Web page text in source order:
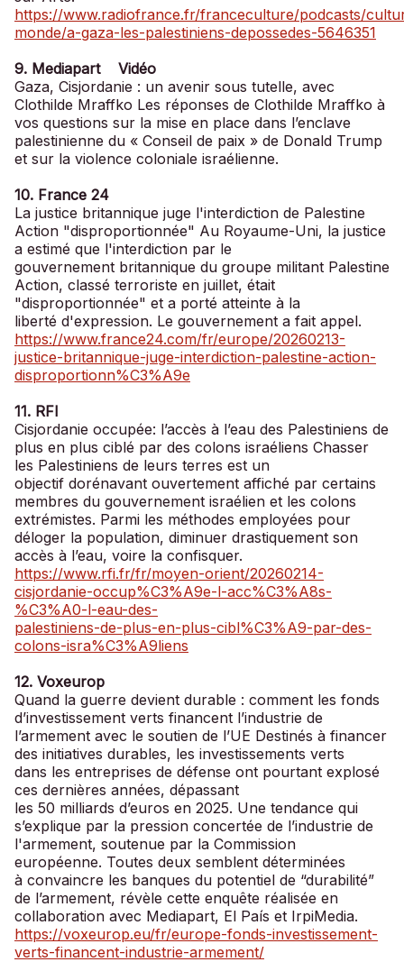
https://www.radiofrance.fr/franceculture/podcasts/
monde/a-gaza-les-palestiniens-depossedes-5646351
9. Mediapart Vidéo
Gaza, Cisjordanie : un avenir sous tutelle, avec
Clothilde Mraffko Les réponses de Clothilde Mraffko à
vos questions sur la mise en place dans l’enclave
palestinienne du « Conseil de paix » de Donald Trump
et sur la violence coloniale israélienne.
10. France 24
La justice britannique juge l'interdiction de Palestine
Action "disproportionnée" Au Royaume-Uni, la justice
a estimé que l'interdiction par le
gouvernement britannique du groupe militant Palestine
Action, classé terroriste en juillet, était
"disproportionnée" et a porté atteinte à la
liberté d'expression. Le gouvernement a fait appel.
https://www.france24.com/fr/europe/20260213-
justice-britannique-juge-interdiction-palestine-action-
disproportionn%C3%A9e
11. RFI
Cisjordanie occupée: l’accès à l’eau des Palestiniens de
plus en plus ciblé par des colons israéliens Chasser
les Palestiniens de leurs terres est un
objectif dorénavant ouvertement affiché par certains
membres du gouvernement israélien et les colons
extrémistes. Parmi les méthodes employées pour
déloger la population, diminuer drastiquement son
accès à l’eau, voire la confisquer.
https://www.rfi.fr/fr/moyen-orient/20260214-
cisjordanie-occup%C3%A9e-l-acc%C3%A8s-
%C3%A0-l-eau-des-
palestiniens-de-plus-en-plus-cibl%C3%A9-par-des-
colons-isra%C3%A9liens
12. Voxeurop
Quand la guerre devient durable : comment les fonds
d’investissement verts financent l’industrie de
l’armement avec le soutien de l’UE Destinés à financer
des initiatives durables, les investissements verts
dans les entreprises de défense ont pourtant explosé
ces dernières années, dépassant
les 50 milliards d’euros en 2025. Une tendance qui
s’explique par la pression concertée de l’industrie de
l'armement, soutenue par la Commission
européenne. Toutes deux semblent déterminées
à convaincre les banques du potentiel de “durabilité”
de l’armement, révèle cette enquête réalisée en
collaboration avec Mediapart, El País et IrpiMedia.
https://voxeurop.eu/fr/europe-fonds-investissement-
verts-financent-industrie-armement/